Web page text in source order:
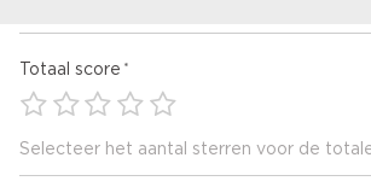
Totaal score
Selecteer het aantal sterren voor de